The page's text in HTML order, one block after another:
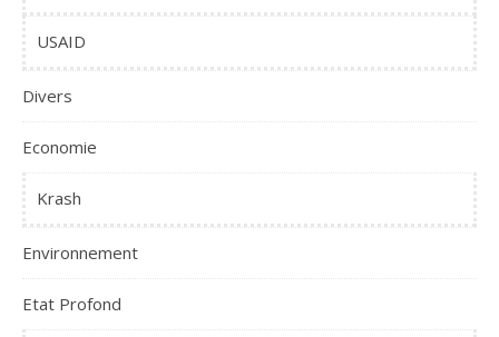
USAID
Divers
Economie
Krash
Environnement
Etat Profond